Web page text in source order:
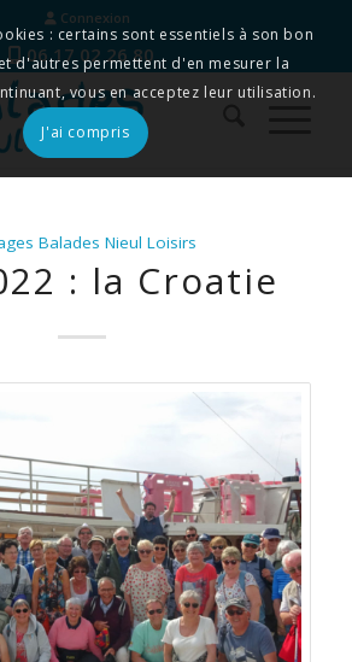
Connexion
06 17 02 26 80
Balades Nieul Loisirs
: la Croatie
: certains sont essentiels à son bon
d'autres permettent d'en mesurer la
vous en acceptez leur utilisation.
J'ai compris